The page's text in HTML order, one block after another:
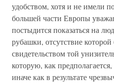
удобством, хотя и не имели
большей части Европы
постыдится показаться на
рубашки, отсутствие которой
свидетельством той
которую, как
иначе как в результате